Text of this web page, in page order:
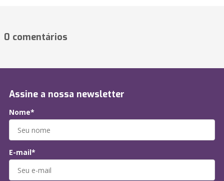
0 comentários
Assine a nossa newsletter
Nome*
E-mail*